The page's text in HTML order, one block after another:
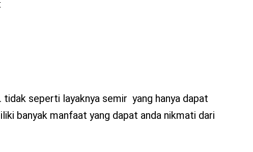
seperti layaknya semir yang hanya dapat
banyak manfaat yang dapat anda nikmati dari